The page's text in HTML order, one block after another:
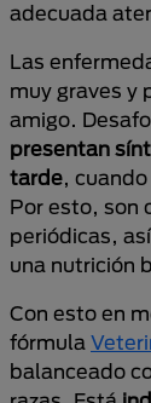
adecuada
Las
muy graves y
amigo.
presentan
tarde,
Por esto, son
periódicas,
una nutrición
Con esto en
fórmula
balanceado